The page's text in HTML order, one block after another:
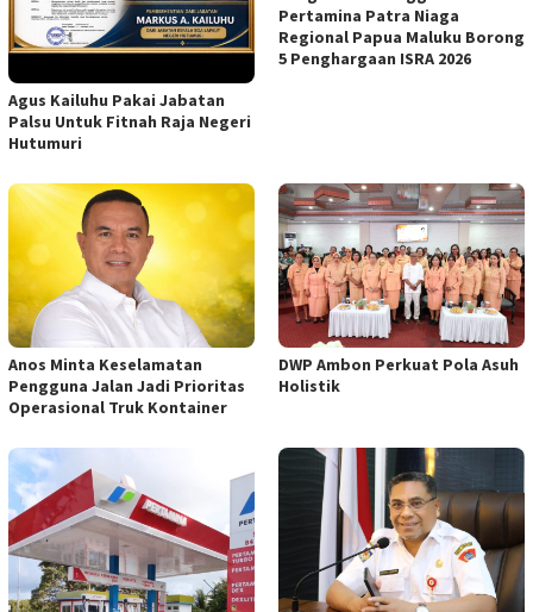
Agus Kailuhu Pakai Jabatan
Palsu Untuk Fitnah Raja Negeri
Hutumuri
Pertamina Patra Niaga
Regional Papua Maluku Borong
5 Penghargaan ISRA 2026
Anos Minta Keselamatan
Pengguna Jalan Jadi Prioritas
Operasional Truk Kontainer
DWP Ambon Perkuat Pola Asuh
Holistik